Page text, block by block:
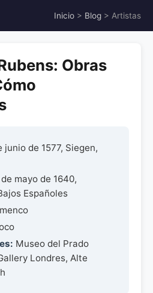
Inicio > Blog > Artistas
Obras
junio de 1577, Siegen,
mayo de 1640,
Españoles
Museo del Prado
Londres, Alte